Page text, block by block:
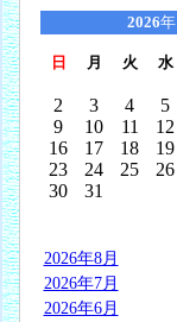
2026年
日 月 火 水
2
3 4 5
9
10 11 12
16
17 18 19
23
24 25 26
30
31
2026年8月
2026年7月
2026年6月